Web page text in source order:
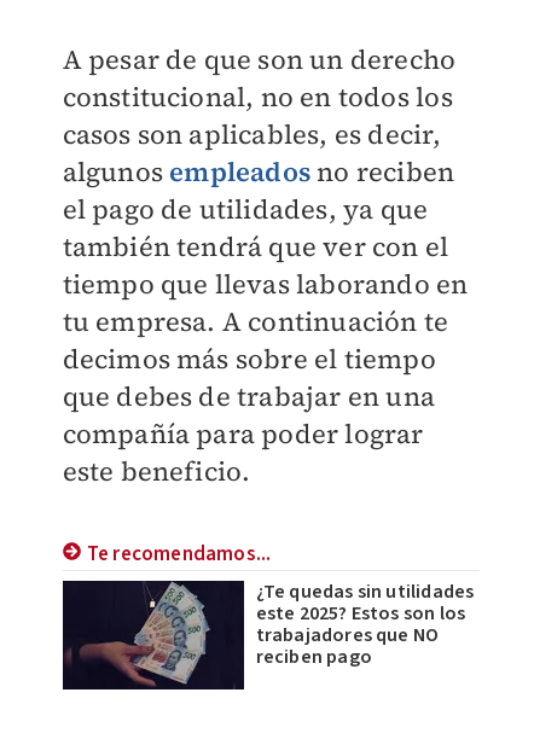
A pesar de que son un derecho
constitucional, no en todos los
casos son aplicables, es decir,
algunos empleadosno reciben
el pago de utilidades, ya que
también tendrá que ver con el
tiempo que llevas laborando en
tu empresa. A continuación te
decimos más sobre el tiempo
que debes de trabajar en una
compañía para poder lograr
este beneficio.
Te recomendamos...
¿Te quedas sin utilidades
este 2025? Estos son los
trabajadores que NO
reciben pago